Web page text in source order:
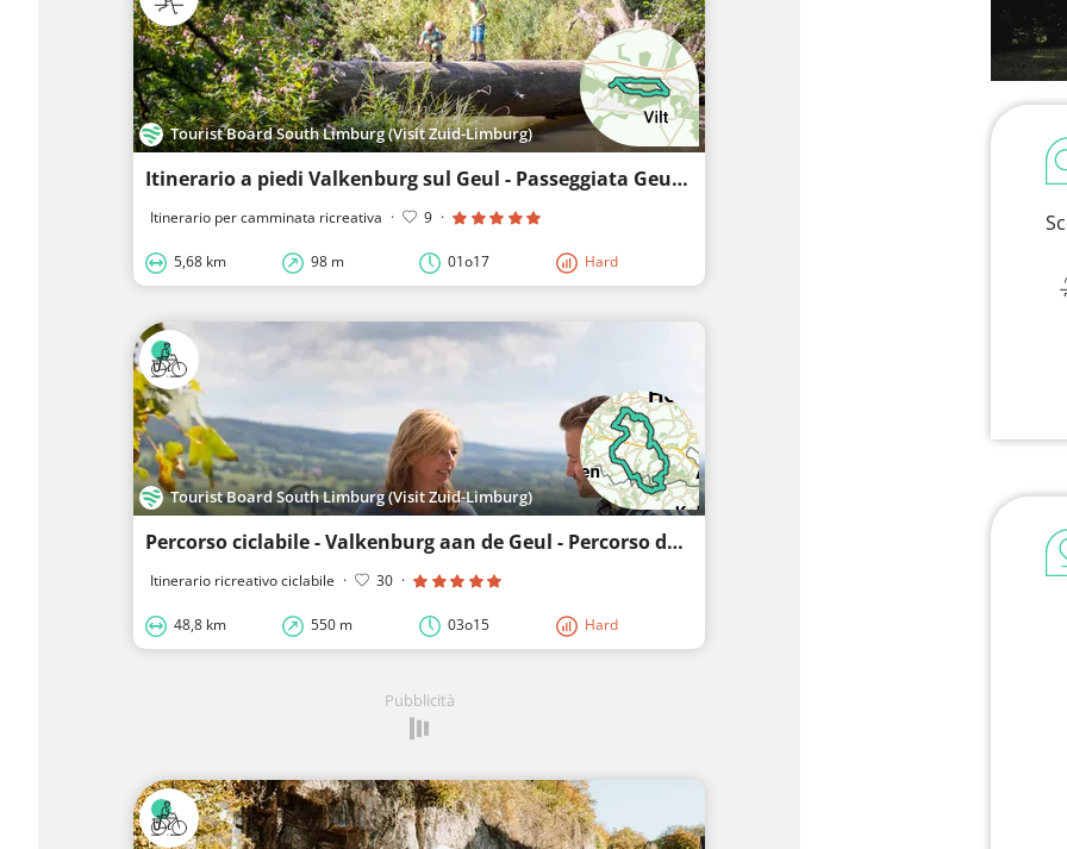
Tourist Board South Limburg (Visit Zuid-Limburg)
Itinerario a piedi Valkenburg sul Geul - Passeggiata Geul a Valkenburg
Itinerario per camminata ricreativa · 9 ·
5,68 km 98 m 01o17 Hard
Tourist Board South Limburg (Visit Zuid-Limburg)
Percorso ciclabile - Valkenburg aan de Geul - Percorso del castello
Itinerario ricreativo ciclabile · 30 ·
48,8 km 550 m 03o15 Hard
Pubblicità